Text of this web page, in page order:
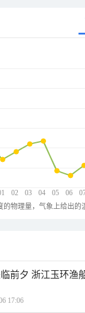
02 03 04 05 06
的物理量，气象上给出
前夕 浙江玉环渔
17:06